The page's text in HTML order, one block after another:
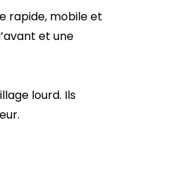
rapide, mobile et
et une
lourd. Ils